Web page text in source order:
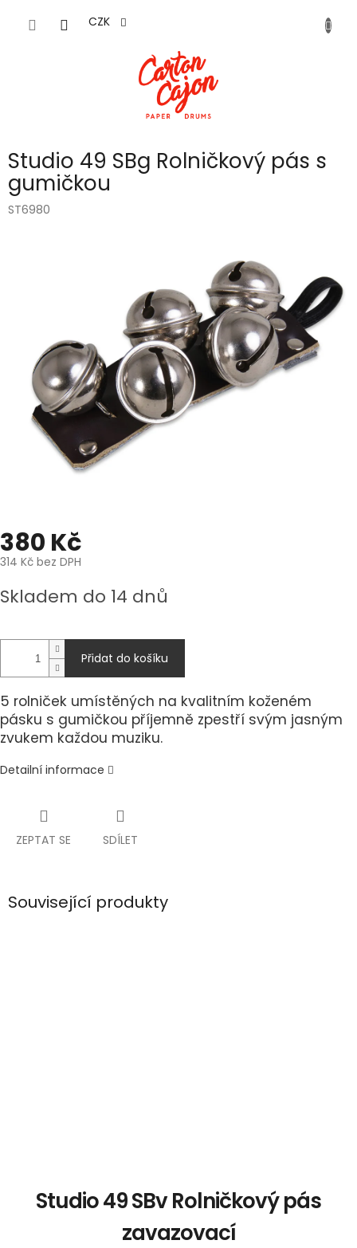
CZK
Studio 49 SBg Rolničkový pás s
gumičkou
ST6980
380 Kč
314 Kč bez DPH
cena:
Skladem do 14 dnů
Přidat do košíku
5 rolniček umístěných na kvalitním koženém
pásku s gumičkou příjemně zpestří svým jasným
zvukem každou muziku.
Detailní informace
ZEPTAT SE SDÍLET
Související produkty
Studio 49 SBv Rolničkový pás
zavazovací